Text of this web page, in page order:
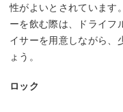
性がよいとされています
ーを飲む際は、ドライフ
イサーを用意しながら、
ょう。
ロック